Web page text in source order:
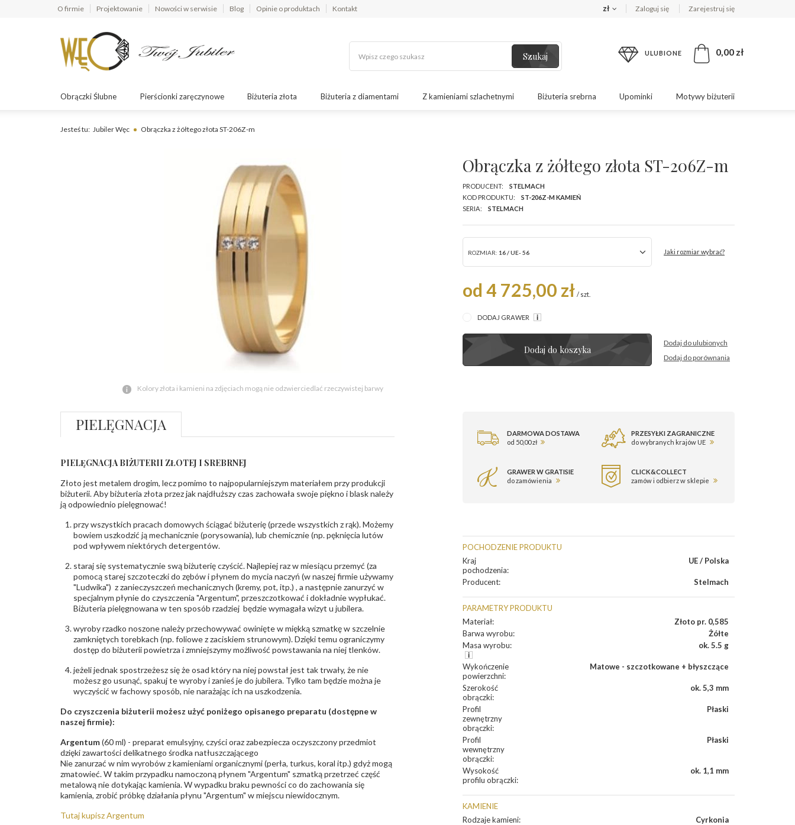
O firmie Projektowanie Nowości w serwisie Blog Opinie o produktach Kontakt zł Zaloguj się Zarejestruj się
Szukaj ULUBIONE 0,00 zł
Obrączki Ślubne Pierścionki zaręczynowe Biżuteria złota Biżuteria z diamentami Z kamieniami szlachetnymi Biżuteria srebrna Upominki Motywy biżuterii
Jesteś tu: Jubiler Węc Obrączka z żółtego złota ST-206Z-m
Kolory złota i kamieni na zdjęciach mogą nie odzwierciedlać rzeczywistej barwy
Obrączka z żółtego złota ST-206Z-m
PRODUCENT:
STELMACH
KOD PRODUKTU:
ST-206Z-M KAMIEŃ
SERIA:
STELMACH
ROZMIAR: 16 / UE- 56 Jaki rozmiar wybrać?
od 4 725,00 zł / szt.
DODAJ GRAWER
Dodaj do koszyka
Dodaj do ulubionych
Dodaj do porównania
DARMOWA DOSTAWA
od 50,00 zł
PRZESYŁKI ZAGRANICZNE
do wybranych krajów UE
GRAWER W GRATISIE
do zamówienia
CLICK&COLLECT
zamów i odbierz w sklepie
POCHODZENIE PRODUKTU
Kraj
pochodzenia:
UE / Polska
Producent: Stelmach
PARAMETRY PRODUKTU
Materiał:
Złoto pr. 0,585
Barwa wyrobu:
Żółte
Masa wyrobu: ok. 5.5 g
Wykończenie
powierzchni:
Matowe - szczotkowane + błyszczące
Szerokość
obrączki:
ok. 5,3 mm
Profil
zewnętrzny
obrączki:
Płaski
Profil
wewnętrzny
obrączki:
Płaski
Wysokość
profilu obrączki:
ok. 1,1 mm
KAMIENIE
Rodzaje kamieni:
Cyrkonia
PIELĘGNACJA
PIELĘGNACJA BIŻUTERII ZŁOTEJ I SREBRNEJ
Złoto jest metalem drogim, lecz pomimo to najpopularniejszym materiałem przy produkcji
biżuterii. Aby biżuteria złota przez jak najdłuższy czas zachowała swoje piękno i blask należy
ją odpowiednio pielęgnować!
przy wszystkich pracach domowych ściągać biżuterię (przede wszystkich z rąk). Możemy
bowiem uszkodzić ją mechanicznie (porysowania), lub chemicznie (np. pęknięcia lutów
pod wpływem niektórych detergentów.
staraj się systematycznie swą biżuterię czyścić. Najlepiej raz w miesiącu przemyć (za
pomocą starej szczoteczki do zębów i płynem do mycia naczyń (w naszej firmie używamy
"Ludwika") z zanieczyszczeń mechanicznych (kremy, pot, itp.) , a następnie zanurzyć w
specjalnym płynie do czyszczenia "Argentum", przeszczotkować i dokładnie wypłukać.
Biżuteria pielęgnowana w ten sposób rzadziej będzie wymagała wizyt u jubilera.
wyroby rzadko noszone należy przechowywać owinięte w miękką szmatkę w szczelnie
zamkniętych torebkach (np. foliowe z zaciskiem strunowym). Dzięki temu ograniczymy
dostęp do biżuterii powietrza i zmniejszymy możliwość powstawania na niej tlenków.
jeżeli jednak spostrzeżesz się że osad który na niej powstał jest tak trwały, że nie
możesz go usunąć, spakuj te wyroby i zanieś je do jubilera. Tylko tam będzie można je
wyczyścić w fachowy sposób, nie narażając ich na uszkodzenia.
Do czyszczenia biżuterii możesz użyć poniżego opisanego preparatu (dostępne w
naszej firmie):
Argentum(60 ml) - preparat emulsyjny, czyści oraz zabezpiecza oczyszczony przedmiot
dzięki zawartości delikatnego środka natłuszczającego
Nie zanurzać w nim wyrobów z kamieniami organicznymi (perła, turkus, koral itp.) gdyż mogą
zmatowieć. W takim przypadku namoczoną płynem "Argentum" szmatką przetrzeć część
metalową nie dotykając kamienia. W wypadku braku pewności co do zachowania się
kamienia, zrobić próbkę działania płynu "Argentum" w miejscu niewidocznym.
Tutaj kupisz Argentum